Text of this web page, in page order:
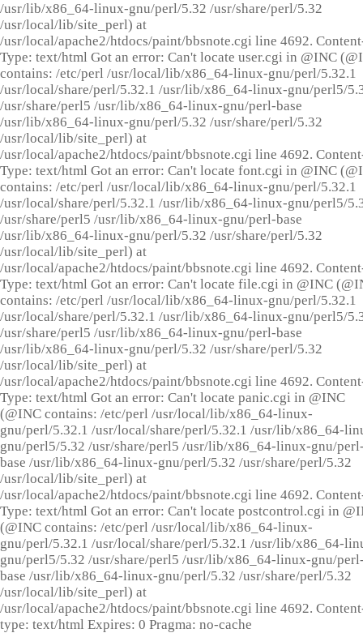
/usr/lib/x86_64-linux-gnu/perl/5.32 /usr/share/perl/5.32
/usr/local/lib/site_perl) at
/usr/local/apache2/htdocs/paint/bbsnote.cgi line 4692.
Type: text/html Got an error: Can't locate user.cgi in @INC
contains: /etc/perl /usr/local/lib/x86_64-linux-gnu/perl/5.32.1
/usr/local/share/perl/5.32.1 /usr/lib/x86_64-linux-gnu/perl5/
/usr/share/perl5 /usr/lib/x86_64-linux-gnu/perl-base
/usr/lib/x86_64-linux-gnu/perl/5.32 /usr/share/perl/5.32
/usr/local/lib/site_perl) at
/usr/local/apache2/htdocs/paint/bbsnote.cgi line 4692.
Type: text/html Got an error: Can't locate font.cgi in @INC
contains: /etc/perl /usr/local/lib/x86_64-linux-gnu/perl/5.32.1
/usr/local/share/perl/5.32.1 /usr/lib/x86_64-linux-gnu/perl5/
/usr/share/perl5 /usr/lib/x86_64-linux-gnu/perl-base
/usr/lib/x86_64-linux-gnu/perl/5.32 /usr/share/perl/5.32
/usr/local/lib/site_perl) at
/usr/local/apache2/htdocs/paint/bbsnote.cgi line 4692.
Type: text/html Got an error: Can't locate file.cgi in @INC
contains: /etc/perl /usr/local/lib/x86_64-linux-gnu/perl/5.32.1
/usr/local/share/perl/5.32.1 /usr/lib/x86_64-linux-gnu/perl5/
/usr/share/perl5 /usr/lib/x86_64-linux-gnu/perl-base
/usr/lib/x86_64-linux-gnu/perl/5.32 /usr/share/perl/5.32
/usr/local/lib/site_perl) at
/usr/local/apache2/htdocs/paint/bbsnote.cgi line 4692.
Type: text/html Got an error: Can't locate panic.cgi in @INC
(@INC contains: /etc/perl /usr/local/lib/x86_64-linux-
gnu/perl/5.32.1 /usr/local/share/perl/5.32.1 /usr/lib/x86_64-
gnu/perl5/5.32 /usr/share/perl5 /usr/lib/x86_64-linux-gnu/
base /usr/lib/x86_64-linux-gnu/perl/5.32 /usr/share/perl/5.32
/usr/local/lib/site_perl) at
/usr/local/apache2/htdocs/paint/bbsnote.cgi line 4692.
Type: text/html Got an error: Can't locate postcontrol.cgi in
(@INC contains: /etc/perl /usr/local/lib/x86_64-linux-
gnu/perl/5.32.1 /usr/local/share/perl/5.32.1 /usr/lib/x86_64-
gnu/perl5/5.32 /usr/share/perl5 /usr/lib/x86_64-linux-gnu/
base /usr/lib/x86_64-linux-gnu/perl/5.32 /usr/share/perl/5.32
/usr/local/lib/site_perl) at
/usr/local/apache2/htdocs/paint/bbsnote.cgi line 4692.
type: text/html Expires: 0 Pragma: no-cache